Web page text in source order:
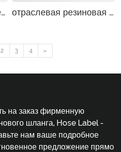
резиновый гидравлический шланг отраслевая резиновая маркировка
2 3 4 »
на заказ фирменную
шланга, Hose Label -
нам ваше подробное
предложение прямо